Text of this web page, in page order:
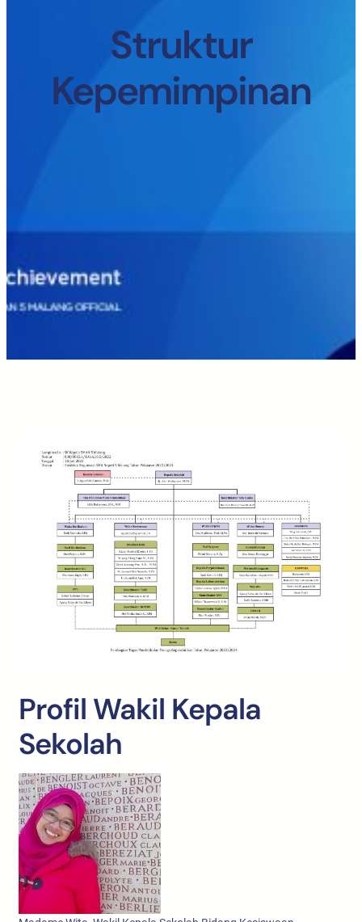
Struktur
Kepemimpinan
Profil Wakil Kepala
Sekolah